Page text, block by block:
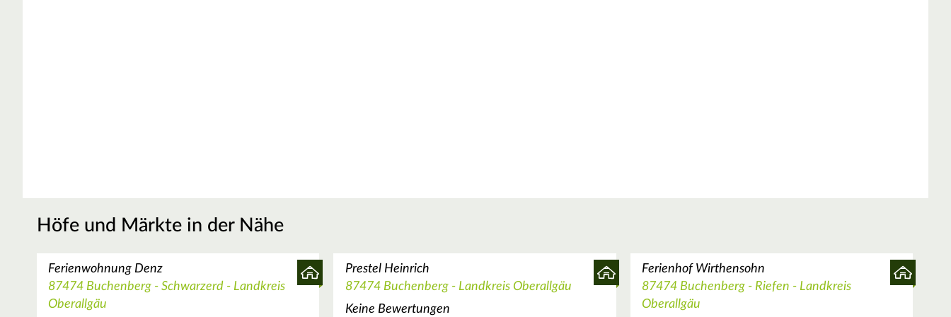
Höfe und Märkte in der Nähe
Ferienwohnung Denz
87474 Buchenberg - Schwarzerd - Landkreis
Oberallgäu
Prestel Heinrich
87474 Buchenberg - Landkreis Oberallgäu
Keine Bewertungen
Ferienhof Wirthensohn
87474 Buchenberg - Riefen - Landkreis
Oberallgäu